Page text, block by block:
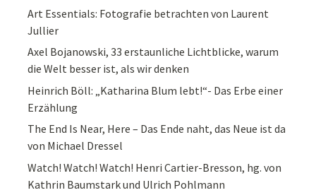
Art Essentials: Fotografie betrachten von Laurent
Jullier
Axel Bojanowski, 33 erstaunliche Lichtblicke, warum
die Welt besser ist, als wir denken
Heinrich Böll: „Katharina Blum lebt!“- Das Erbe einer
Erzählung
The End Is Near, Here – Das Ende naht, das Neue ist da
von Michael Dressel
Watch! Watch! Watch! Henri Cartier-Bresson, hg. von
Kathrin Baumstark und Ulrich Pohlmann